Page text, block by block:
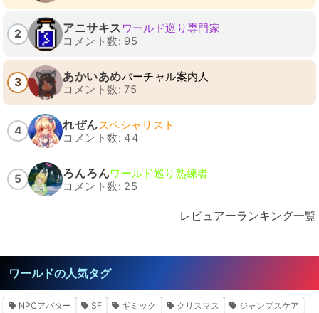
2 アニサキス ワールド巡り専門家
コメント数: 95
3 あかいあめバーチャル案内人
コメント数: 75
4 れぜんスペシャリスト
コメント数: 44
5 ろんろんワールド巡り熟練者
コメント数: 25
レビュアーランキング一覧
ワールドの人気タグ
NPCアバター SF ギミック クリスマス
ジャンプスケア